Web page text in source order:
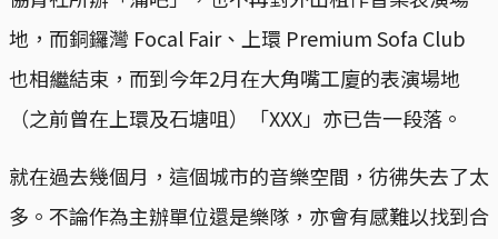
地，而銅鑼灣 Focal Fair、上環 Premium Sofa Club
也相繼結束，而到今年2月在大角嘴工廈的表演場地
（之前曾在上環及石塘咀）「XXX」亦已告一段落。
就在過去幾個月，這個城市的音樂空間，彷彿失去了太
多。不論作為主辦單位還是樂隊，亦會有感難以找到合